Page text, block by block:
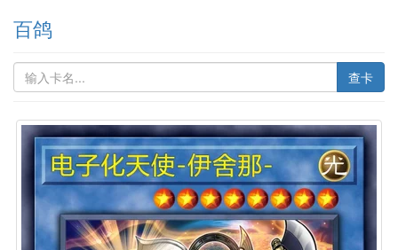
百鸽
查卡